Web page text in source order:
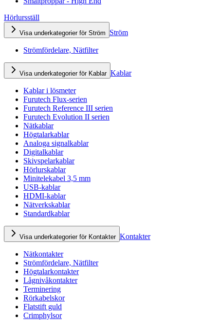
Hörlursställ
Visa underkategorier för Ström Ström
Strömfördelare, Nätfilter
Visa underkategorier för Kablar Kablar
Kablar i lösmeter
Furutech Flux-serien
Furutech Reference III serien
Furutech Evolution II serien
Nätkablar
Högtalarkablar
Analoga signalkablar
Digitalkablar
Skivspelarkablar
Hörlurskablar
Minitelekabel 3,5 mm
USB-kablar
HDMI-kablar
Nätverkskablar
Standardkablar
Visa underkategorier för Kontakter Kontakter
Nätkontakter
Strömfördelare, Nätfilter
Högtalarkontakter
Lågnivåkontakter
Terminering
Rörkabelskor
Flatstift guld
Crimphylsor